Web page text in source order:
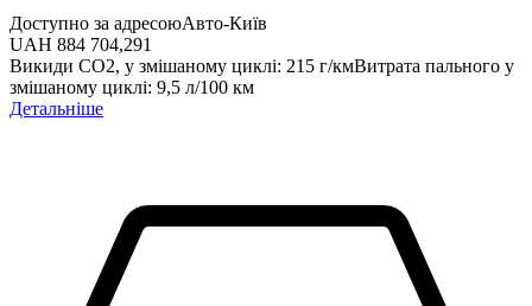
Доступно за адресоюАвто-Київ
UAH 884 704,291
Викиди СО2, у змішаному циклі: 215 г/кмВитрата пального у
змішаному циклі: 9,5 л/100 км
Детальніше